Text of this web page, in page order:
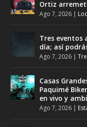
Ortiz
Ago 7, 2026 |
Tres eventos
día; así
Ago 7, 2026 |
Casas
Paquimé
en vivo y
Ago 7, 2026 |